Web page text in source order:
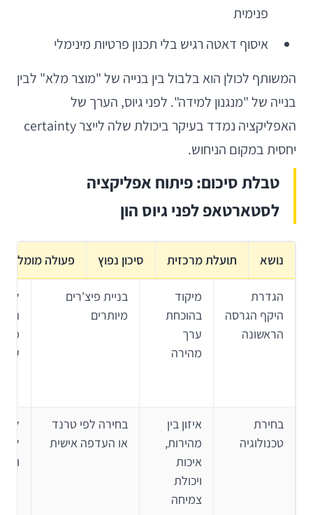
פנימית
איסוף דאטה רגיש בלי תכנון פרטיות מינימלי
המשותף לכולן הוא בלבול בין בנייה של "מוצר מלא" לבין
בנייה של "מנגנון למידה". לפני גיוס, הערך של
האפליקציה נמדד בעיקר ביכולת שלה לייצר certainty
יחסית במקום הניחוש.
טבלת סיכום: פיתוח אפליקציה
לסטארטאפ לפני גיוס הון
נושא תועלת מרכזית סיכון נפוץ פעולה מומלצת
הגדרת
היקף הגרסה
הראשונה
מיקוד
בהוכחת
ערך
מהירה
בניית פיצ'רים
מיותרים
בחירת
טכנולוגיה
איזון בין
מהירות,
איכות
ויכולת
צמיחה
בחירה לפי טרנד
או העדפה אישית